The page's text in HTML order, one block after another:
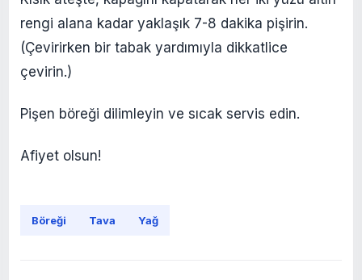
rengi alana kadar yaklaşık 7-8 dakika pişirin.
(Çevirirken bir tabak yardımıyla dikkatlice
çevirin.)
Pişen böreği dilimleyin ve sıcak servis edin.
Afiyet olsun!
Böreği Tava Yağ